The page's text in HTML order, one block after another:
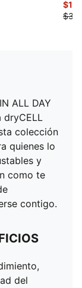
ALL DAY
dryCELL
colección
quienes lo
y
como te
contigo.
del